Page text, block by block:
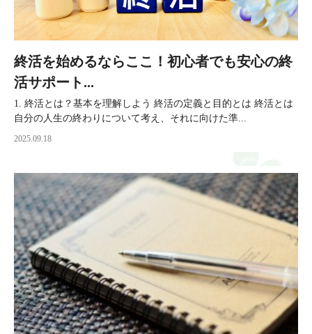
終活を始めるならここ！初心者でも安心の終
活サポート...
1. 終活とは？基本を理解しよう 終活の定義と目的とは 終活とは
自分の人生の終わりについて考え、それに向けた準...
2025.09.18